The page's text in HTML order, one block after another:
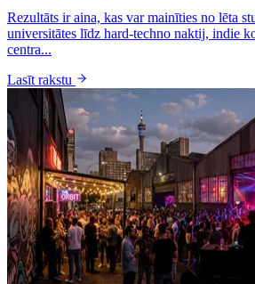
Rezultāts ir aina, kas var mainīties no lēta
universitātes līdz hard-techno naktij, indie
centra...
Lasīt rakstu